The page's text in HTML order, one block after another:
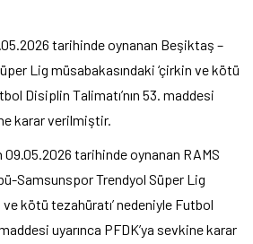
tarihinde oynanan Beşiktaş –
Lig müsabakasındaki ‘çirkin ve kötü
Disiplin Talimatı’nın 53. maddesi
karar verilmiştir.
09.05.2026 tarihinde oynanan RAMS
Samsunspor Trendyol Süper Lig
kötü tezahüratı’ nedeniyle Futbol
uyarınca PFDK’ya sevkine karar